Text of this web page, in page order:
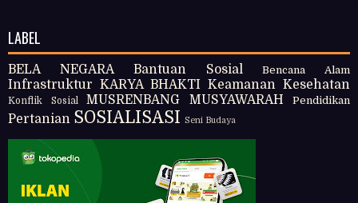
LABEL
BELA NEGARA Bantuan Sosial Bencana Alam
Infrastruktur KARYA BHAKTI Keamanan Kesehatan
Konflik Sosial MUSRENBANG MUSYAWARAH Pendidikan
Pertanian SOSIALISASI Seni Budaya